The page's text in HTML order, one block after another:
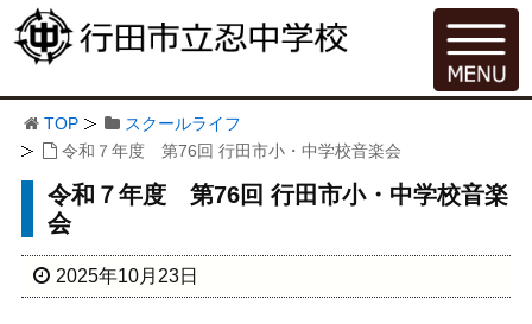
TOP
スクールライフ
令和７年度 第76回 行田市小・中学校音楽会
令和７年度 第76回 行田市小・中学校音楽
会
2025年10月23日